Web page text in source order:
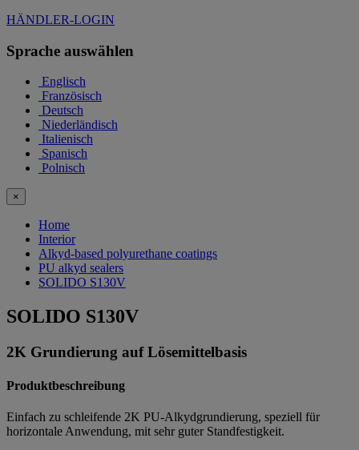
HÄNDLER-LOGIN
Sprache auswählen
Englisch
Französisch
Deutsch
Niederländisch
Italienisch
Spanisch
Polnisch
×
Home
Interior
Alkyd-based polyurethane coatings
PU alkyd sealers
SOLIDO S130V
SOLIDO S130V
2K Grundierung auf Lösemittelbasis
Produktbeschreibung
Einfach zu schleifende 2K PU-Alkydgrundierung, speziell für
horizontale Anwendung, mit sehr guter Standfestigkeit.